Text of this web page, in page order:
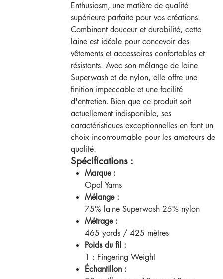
Enthusiasm, une matière de qualité
supérieure parfaite pour vos créations.
Combinant douceur et durabilité, cette
laine est idéale pour concevoir des
vêtements et accessoires confortables et
résistants. Avec son mélange de laine
Superwash et de nylon, elle offre une
finition impeccable et une facilité
d'entretien. Bien que ce produit soit
actuellement indisponible, ses
caractéristiques exceptionnelles en font un
choix incontournable pour les amateurs de
qualité.
Spécifications :
Marque :
Opal Yarns
Mélange :
75% laine Superwash 25% nylon
Métrage :
465 yards / 425 mètres
Poids du fil :
1 : Fingering Weight
Échantillon :